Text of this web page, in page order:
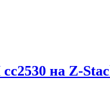
на Z-